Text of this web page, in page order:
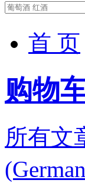
首 页
购物
所有文